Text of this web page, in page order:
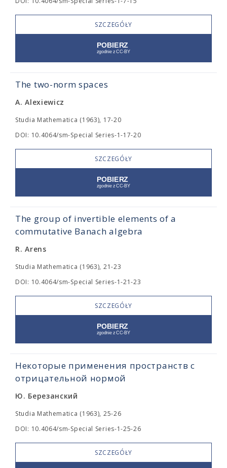
SZCZEGÓŁY
The two-norm spaces
A. Alexiewicz
Studia Mathematica (1963), 17-20
DOI: 10.4064/sm-Special Series-1-17-20
SZCZEGÓŁY
The group of invertible elements of a
commutative Banach algebra
R. Arens
Studia Mathematica (1963), 21-23
DOI: 10.4064/sm-Special Series-1-21-23
SZCZEGÓŁY
Некоторые применения пространств с
отрицательной нормой
Ю. Березанский
Studia Mathematica (1963), 25-26
DOI: 10.4064/sm-Special Series-1-25-26
SZCZEGÓŁY